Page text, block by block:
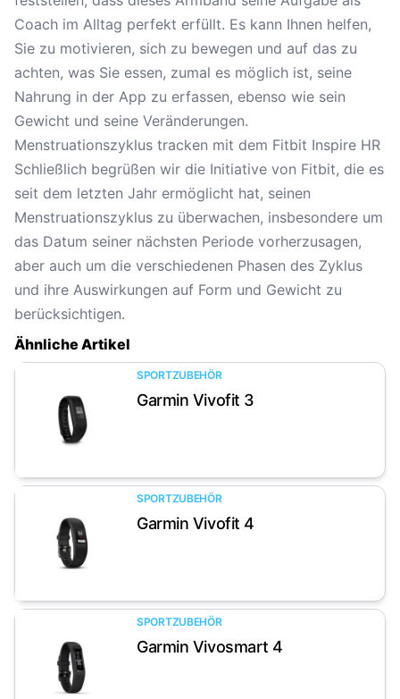
Coach im Alltag perfekt erfüllt. Es kann Ihnen helfen,
Sie zu motivieren, sich zu bewegen und auf das zu
achten, was Sie essen, zumal es möglich ist, seine
Nahrung in der App zu erfassen, ebenso wie sein
Gewicht und seine Veränderungen.
Menstruationszyklus tracken mit dem Fitbit Inspire HR
Schließlich begrüßen wir die Initiative von Fitbit, die es
seit dem letzten Jahr ermöglicht hat, seinen
Menstruationszyklus zu überwachen, insbesondere um
das Datum seiner nächsten Periode vorherzusagen,
aber auch um die verschiedenen Phasen des Zyklus
und ihre Auswirkungen auf Form und Gewicht zu
berücksichtigen.
Ähnliche Artikel
Artikel anzeigen
SPORTZUBEHÖR
Garmin Vivofit 3
Artikel anzeigen
SPORTZUBEHÖR
Garmin Vivofit 4
Artikel anzeigen
SPORTZUBEHÖR
Garmin Vivosmart 4